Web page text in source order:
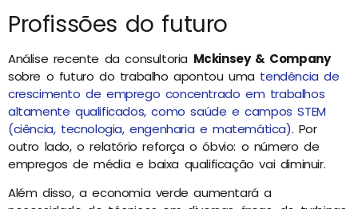
Profissões do futuro
Análise recente da consultoria Mckinsey & Company
sobre o futuro do trabalho apontou uma tendência de
crescimento de emprego concentrado em trabalhos
altamente qualificados, como saúde e campos STEM
(ciência, tecnologia, engenharia e matemática). Por
outro lado, o relatório reforça o óbvio: o número de
empregos de média e baixa qualificação vai diminuir.
Além disso, a economia verde aumentará a